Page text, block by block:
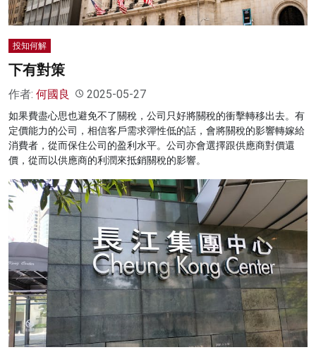
投知何解
下有對策
作者: 何國良 2025-05-27
如果費盡心思也避免不了關稅，公司只好將關稅的衝擊轉移出去。有
定價能力的公司，相信客戶需求彈性低的話，會將關稅的影響轉嫁給
消費者，從而保住公司的盈利水平。公司亦會選擇跟供應商對價還
價，從而以供應商的利潤來抵銷關稅的影響。